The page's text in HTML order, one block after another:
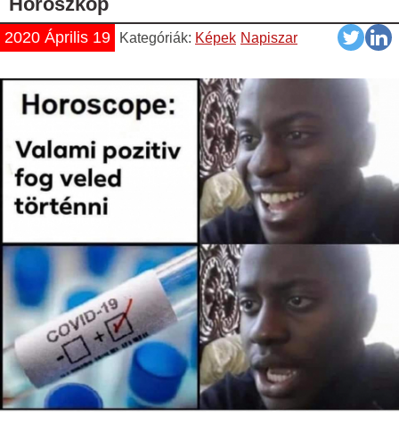
2020 Április 19 Kategóriák: Képek Napiszar